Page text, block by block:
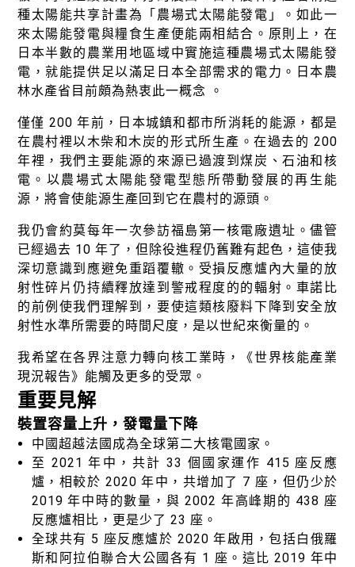
種太陽能共享計畫為「農場式太陽能發電」。如此一
來太陽能發電與糧食生產便能兩相結合。原則上，在
日本半數的農業用地區域中實施這種農場式太陽能發
電，就能提供足以滿足日本全部需求的電力。日本農
林水產省目前頗為熱衷此一概念 。
僅僅 200 年前，日本城鎮和都市所消耗的能源，都是
在農村裡以木柴和木炭的形式所生產。在過去的 200
年裡，我們主要能源的來源已過渡到煤炭、石油和核
電。以農場式太陽能發電型態所帶動發展的再生能
源，將會使能源生產回到它在農村的源頭。
我仍會約莫每年一次參訪福島第一核電廠遺址。儘管
已經過去 10 年了，但除役進程仍舊難有起色，這使我
深切意識到應避免重蹈覆轍。受損反應爐內大量的放
射性碎片仍持續釋放達到警戒程度的的輻射。車諾比
的前例使我們理解到，要使這類核廢料下降到安全放
射性水準所需要的時間尺度，是以世紀來衡量的。
我希望在各界注意力轉向核工業時，《世界核能產業
現況報告》能觸及更多的受眾。
重要見解
裝置容量上升，發電量下降
中國超越法國成為全球第二大核電國家。
至 2021 年中，共計 33 個國家運作 415 座反應
爐，相較於 2020 年中，共增加了 7 座，但仍少於
2019 年中時的數量，與 2002 年高峰期的 438 座
反應爐相比，更是少了 23 座。
全球共有 5 座反應爐於 2020 年啟用，包括白俄羅
斯和阿拉伯聯合大公國各有 1 座。這比 2019 年中